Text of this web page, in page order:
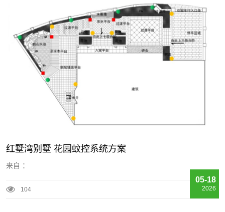
红墅湾别墅 花园蚊控系统方案
来自 ：
104
05-18
2026